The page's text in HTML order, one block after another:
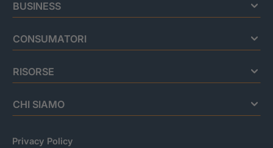
BUSINESS
CONSUMATORI
RISORSE
CHI SIAMO
Privacy Policy